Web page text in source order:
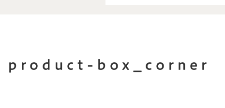
product-box_corner